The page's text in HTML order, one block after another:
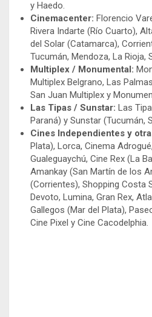
y Haedo.
Cinemacenter: Florencio
Rivera Indarte (Río Cuarto),
del Solar (Catamarca),
Tucumán, Mendoza, La Rioja,
Multiplex / Monumental:
Multiplex Belgrano, Las
San Juan Multiplex y
Las Tipas / Sunstar: Las
Paraná) y Sunstar (Tucumán,
Cines Independientes y
Plata), Lorca, Cinema
Gualeguaychú, Cine Rex (La
Amankay (San Martín de los
(Corrientes), Shopping Costa
Devoto, Lumina, Gran Rex,
Gallegos (Mar del Plata),
Cine Pixel y Cine Cacodelphia.